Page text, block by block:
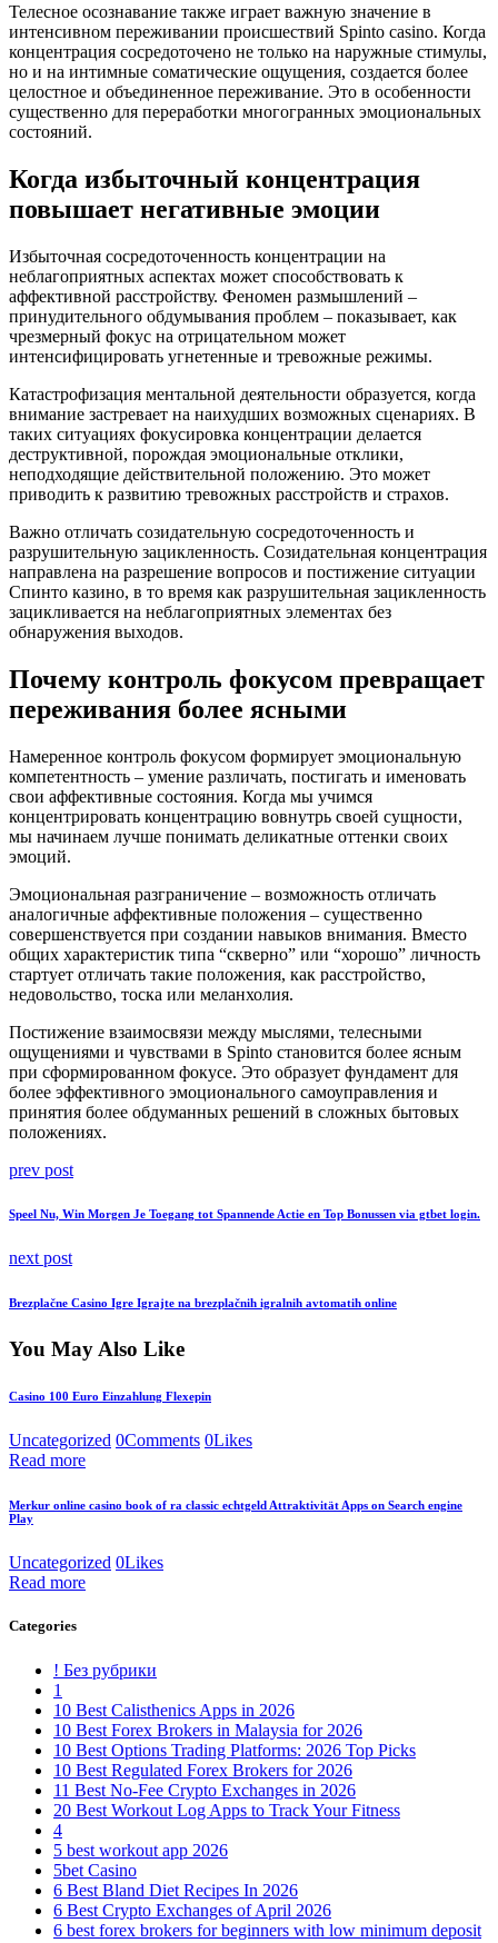
Телесное осознавание также играет важную значение в
интенсивном переживании происшествий Spinto casino. Когда
концентрация сосредоточено не только на наружные стимулы,
но и на интимные соматические ощущения, создается более
целостное и объединенное переживание. Это в особенности
существенно для переработки многогранных эмоциональных
состояний.
Когда избыточный концентрация
повышает негативные эмоции
Избыточная сосредоточенность концентрации на
неблагоприятных аспектах может способствовать к
аффективной расстройству. Феномен размышлений –
принудительного обдумывания проблем – показывает, как
чрезмерный фокус на отрицательном может
интенсифицировать угнетенные и тревожные режимы.
Катастрофизация ментальной деятельности образуется, когда
внимание застревает на наихудших возможных сценариях. В
таких ситуациях фокусировка концентрации делается
деструктивной, порождая эмоциональные отклики,
неподходящие действительной положению. Это может
приводить к развитию тревожных расстройств и страхов.
Важно отличать созидательную сосредоточенность и
разрушительную зацикленность. Созидательная концентрация
направлена на разрешение вопросов и постижение ситуации
Спинто казино, в то время как разрушительная зацикленность
зацикливается на неблагоприятных элементах без
обнаружения выходов.
Почему контроль фокусом превращает
переживания более ясными
Намеренное контроль фокусом формирует эмоциональную
компетентность – умение различать, постигать и именовать
свои аффективные состояния. Когда мы учимся
концентрировать концентрацию вовнутрь своей сущности,
мы начинаем лучше понимать деликатные оттенки своих
эмоций.
Эмоциональная разграничение – возможность отличать
аналогичные аффективные положения – существенно
совершенствуется при создании навыков внимания. Вместо
общих характеристик типа “скверно” или “хорошо” личность
стартует отличать такие положения, как расстройство,
недовольство, тоска или меланхолия.
Постижение взаимосвязи между мыслями, телесными
ощущениями и чувствами в Spinto становится более ясным
при сформированном фокусе. Это образует фундамент для
более эффективного эмоционального самоуправления и
принятия более обдуманных решений в сложных бытовых
положениях.
Post
navigation
Previous
prev post
Speel Nu, Win Morgen Je Toegang tot Spannende Actie en Top Bonussen via gtbet login.
Next
next post
Brezplačne Casino Igre Igrajte na brezplačnih igralnih avtomatih online
You May Also Like
Casino 100 Euro Einzahlung Flexepin
Uncategorized 0Comments 0Likes
Read more
Merkur online casino book of ra classic echtgeld Attraktivität Apps on Search engine
Play
Uncategorized 0Likes
Read more
Categories
! Без рубрики
1
10 Best Calisthenics Apps in 2026
10 Best Forex Brokers in Malaysia for 2026
10 Best Options Trading Platforms: 2026 Top Picks
10 Best Regulated Forex Brokers for 2026
11 Best No-Fee Crypto Exchanges in 2026
20 Best Workout Log Apps to Track Your Fitness
4
5 best workout app 2026
5bet Casino
6 Best Bland Diet Recipes In 2026
6 Best Crypto Exchanges of April 2026
6 best forex brokers for beginners with low minimum deposit